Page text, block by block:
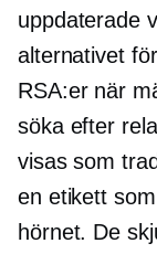
uppdaterade
alternativet
RSA:er när
söka efter
visas som
en etikett
hörnet. De